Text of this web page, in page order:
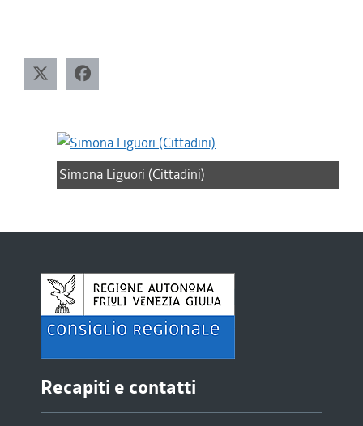
Simona Liguori (Cittadini)
Recapiti e contatti